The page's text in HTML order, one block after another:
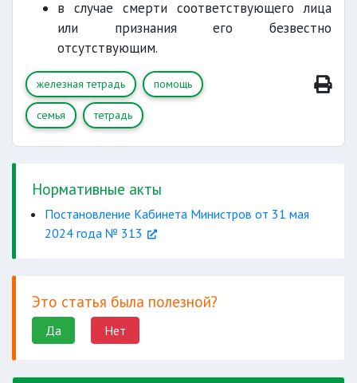
в случае смерти соответствующего лица
или признания его безвестно
отсутствующим.
железная тетрадь помощь
семья тетрадь
Нормативные акты
Постановление Кабинета Министров от 31 мая
2024 года № 313
Это статья была полезной?
Да Нет